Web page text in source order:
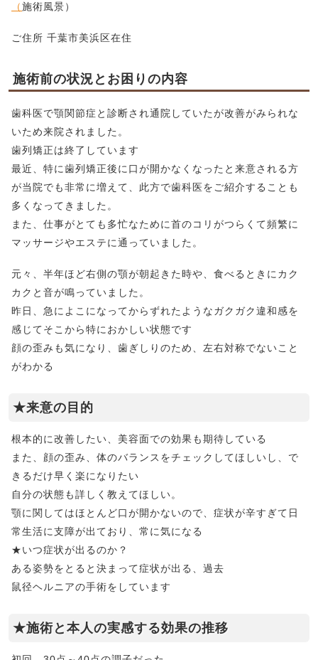
（施術風景）
ご住所 千葉市美浜区在住
施術前の状況とお困りの内容
歯科医で顎関節症と診断され通院していたが改善がみられな
いため来院されました。
歯列矯正は終了しています
最近、特に歯列矯正後に口が開かなくなったと来意される方
が当院でも非常に増えて、此方で歯科医をご紹介することも
多くなってきました。
また、仕事がとても多忙なために首のコリがつらくて頻繁に
マッサージやエステに通っていました。
元々、半年ほど右側の顎が朝起きた時や、食べるときにカク
カクと音が鳴っていました。
昨日、急によこになってからずれたようなガクガク違和感を
感じてそこから特におかしい状態です
顔の歪みも気になり、歯ぎしりのため、左右対称でないこと
がわかる
★来意の目的
根本的に改善したい、美容面での効果も期待している
また、顔の歪み、体のバランスをチェックしてほしいし、で
きるだけ早く楽になりたい
自分の状態も詳しく教えてほしい。
顎に関してはほとんど口が開かないので、症状が辛すぎて日
常生活に支障が出ており、常に気になる
★いつ症状が出るのか？
ある姿勢をとると決まって症状が出る、過去
鼠径ヘルニアの手術をしています
★施術と本人の実感する効果の推移